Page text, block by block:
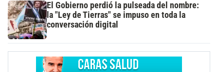
El Gobierno perdió la pulseada del nombre:
la "Ley de Tierras" se impuso en toda la
conversación digital